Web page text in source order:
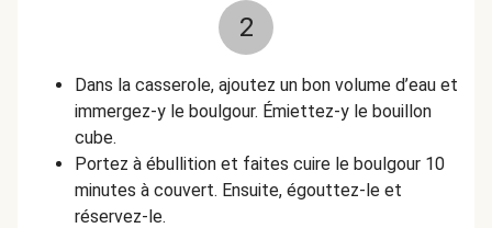
2
Dans la casserole, ajoutez un bon volume d’eau et
immergez-y le boulgour. Émiettez-y le bouillon
cube.
Portez à ébullition et faites cuire le boulgour 10
minutes à couvert. Ensuite, égouttez-le et
réservez-le.